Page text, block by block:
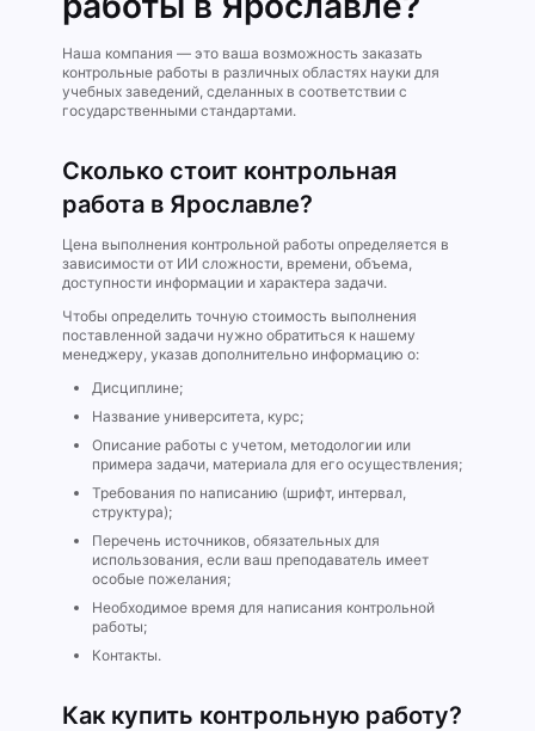
Наша компания — это ваша возможность заказать
контрольные работы в различных областях науки для
учебных заведений, сделанных в соответствии с
государственными стандартами.
Сколько стоит контрольная
работа в Ярославле?
Цена выполнения контрольной работы определяется в
зависимости от ИИ сложности, времени, объема,
доступности информации и характера задачи.
Чтобы определить точную стоимость выполнения
поставленной задачи нужно обратиться к нашему
менеджеру, указав дополнительно информацию о:
Дисциплине;
Название университета, курс;
Описание работы с учетом, методологии или
примера задачи, материала для его осуществления;
Требования по написанию (шрифт, интервал,
структура);
Перечень источников, обязательных для
использования, если ваш преподаватель имеет
особые пожелания;
Необходимое время для написания контрольной
работы;
Контакты.
Как купить контрольную работу?